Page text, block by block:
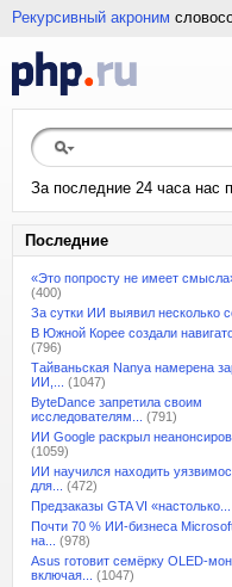
Рекурсивный акроним
За последние 24 часа нас
Последние
«Это попросту не имеет
(400)
За сутки ИИ выявил несколько
В Южной Корее создали
(796)
Тайваньская Nanya намерена
ИИ,...
(1047)
ByteDance запретила своим
исследователям...
(791)
ИИ Google раскрыл
(1059)
ИИ научился находить
для...
(472)
Предзаказы GTA VI «настолько...
Почти 70 % ИИ-бизнеса
на...
(978)
Asus готовит семёрку OLED-
включая...
(1047)